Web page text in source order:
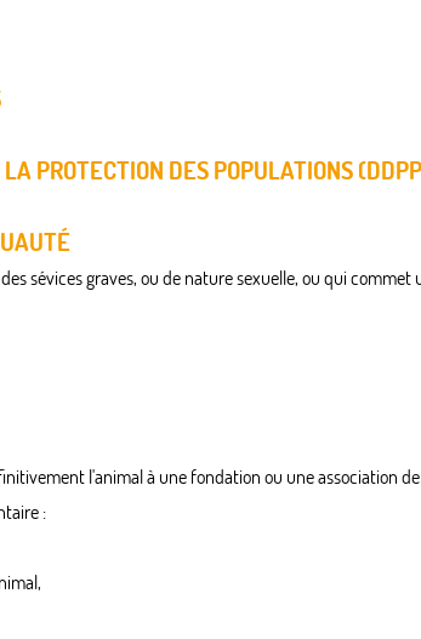
PROTECTION DES POPULATIONS
sévices graves, ou de nature sexuelle, ou qui
l'animal à une fondation ou une association
: